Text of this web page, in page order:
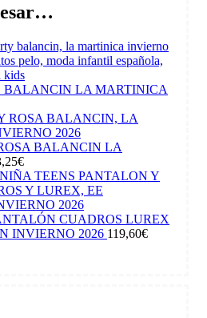
BALANCIN LA MARTINICA
BALANCIN LA
€
CUADROS LUREX
INVIERNO 2026 119,60€